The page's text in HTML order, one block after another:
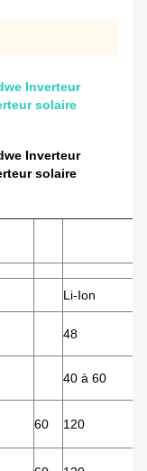
Inverteur
solaire
Inverteur
solaire
Li-Ion
48
40 à 60
60 120